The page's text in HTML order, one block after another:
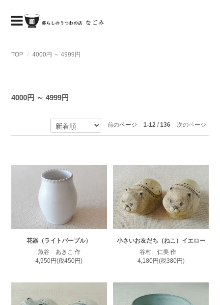
TOP 4000円 ～ 4999円
4000円 ～ 4999円
前のページ 1-12/136 次のページ
花器（ライトパープル）
魚谷 あきこ 作
4,950円(税450円)
小さいお友だち（ねこ）イエロー
谷村 仁美 作
4,180円(税380円)